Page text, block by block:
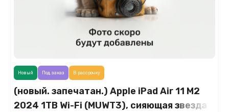
(новый. запечатан.) Apple iPad Air 11 M2
2024 1TB Wi-Fi (MUWT3), сияющая звезда
Новый Под заказ В рассрочку